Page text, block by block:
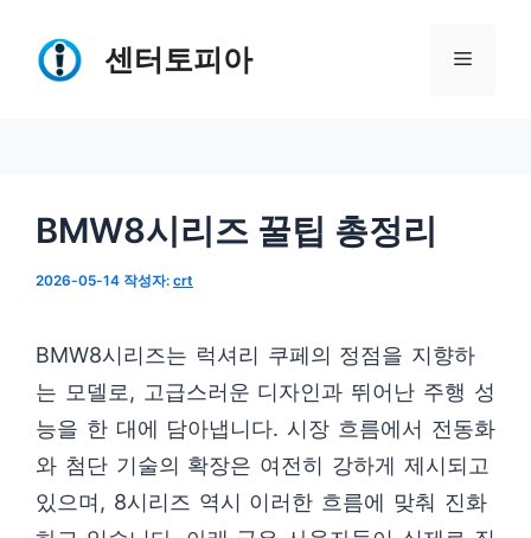
센터토피아 메
BMW8시리즈 꿀팁 총정리
2026-05-14 작성자: crt
BMW8시리즈는 럭셔리 쿠페의 정점을 지향하
는 모델로, 고급스러운 디자인과 뛰어난 주행 성
능을 한 대에 담아냅니다. 시장 흐름에서 전동화
와 첨단 기술의 확장은 여전히 강하게 제시되고
있으며, 8시리즈 역시 이러한 흐름에 맞춰 진화